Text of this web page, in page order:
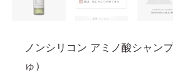
ノンシリコン アミノ酸シャン
ゅ）